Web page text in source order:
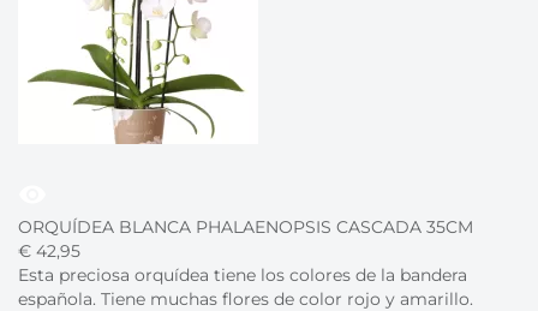
ORQUÍDEA BLANCA PHALAENOPSIS CASCADA 35CM
€ 42,95
Esta preciosa orquídea tiene los colores de la bandera
española. Tiene muchas flores de color rojo y amarillo.